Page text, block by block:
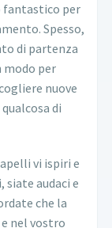
fantastico per
Spesso,
di partenza
modo per
nuove
di
vi ispiri e
audaci e
che la
nel vostro